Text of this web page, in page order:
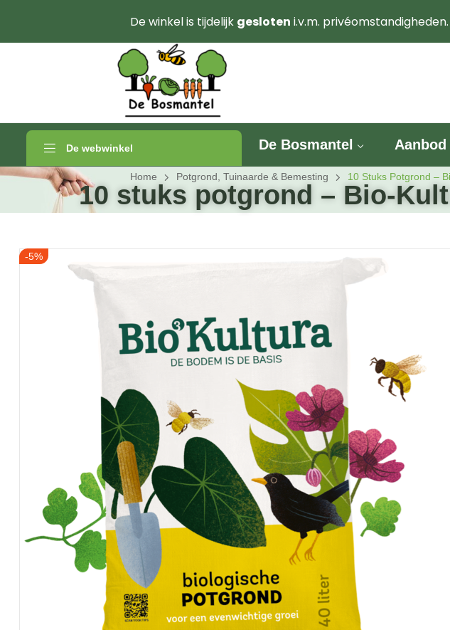
De webwinkel De Bosmantel Aanbod
Home Potgrond, Tuinaarde & Bemesting 10 Stuks Potgrond –
10 stuks potgrond – Bio-
-5%
De winkel is tijdelijk gesloten i.v.m.